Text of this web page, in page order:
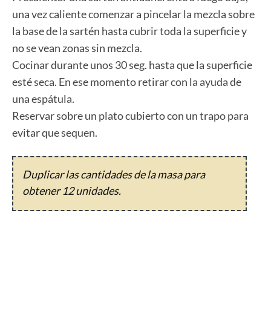
una vez caliente comenzar a pincelar la mezcla sobre
la base de la sartén hasta cubrir toda la superficie y
no se vean zonas sin mezcla.
Cocinar durante unos 30 seg. hasta que la superficie
esté seca. En ese momento retirar con la ayuda de
una espátula.
Reservar sobre un plato cubierto con un trapo para
evitar que sequen.
Duplicar las cantidades de la masa para
obtener 12 unidades.